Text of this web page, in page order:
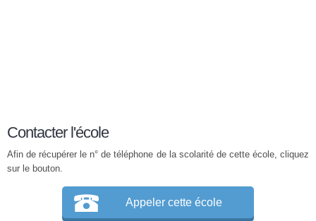
Contacter l'école
Afin de récupérer le n° de téléphone de la scolarité de cette école, cliquez
sur le bouton.
Appeler cette école